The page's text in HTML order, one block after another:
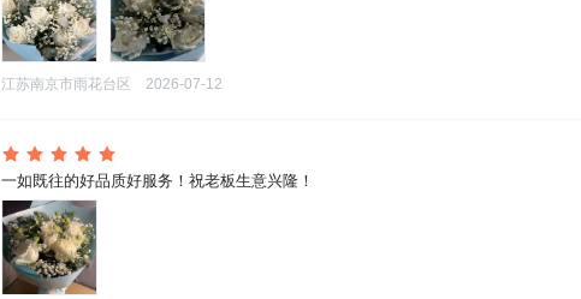
江苏南京市雨花台区 2026-07-12
一如既往的好品质好服务！祝老板生意兴隆！